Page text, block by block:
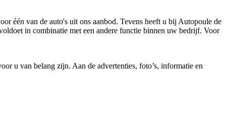
één van de auto's uit ons aanbod. Tevens heeft u bij Autopoule de
in combinatie met een andere functie binnen uw bedrijf. Voor
u van belang zijn. Aan de advertenties, foto’s, informatie en